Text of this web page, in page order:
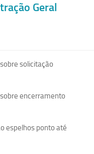
Geral
solicitação
encerramento
espelhos ponto até